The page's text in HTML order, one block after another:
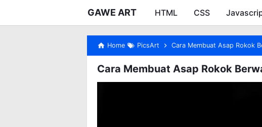
GAWE ART HTML CSS
Home PicsArt Cara Membuat Asap Rokok
Cara Membuat Asap Rokok